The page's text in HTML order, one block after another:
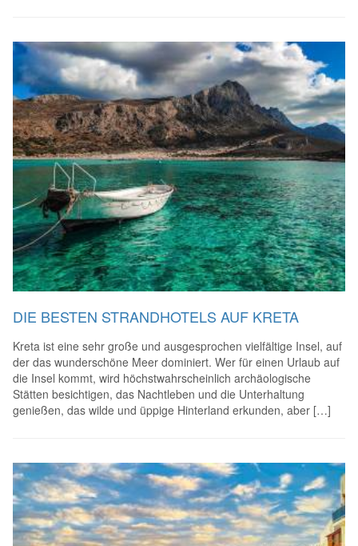
DIE BESTEN STRANDHOTELS AUF KRETA
Kreta ist eine sehr große und ausgesprochen vielfältige Insel, auf
der das wunderschöne Meer dominiert. Wer für einen Urlaub auf
die Insel kommt, wird höchstwahrscheinlich archäologische
Stätten besichtigen, das Nachtleben und die Unterhaltung
genießen, das wilde und üppige Hinterland erkunden, aber […]